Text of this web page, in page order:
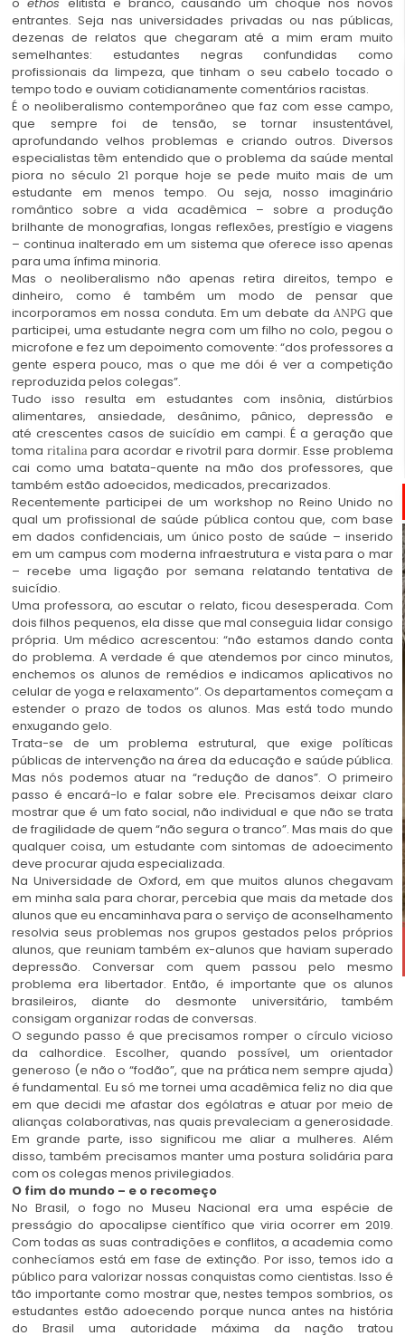
entrantes. Seja nas universidades privadas ou nas públicas,
dezenas de relatos que chegaram até a mim eram muito
semelhantes: estudantes negras confundidas como
profissionais da limpeza, que tinham o seu cabelo tocado o
tempo todo e ouviam cotidianamente comentários racistas.
É o neoliberalismo contemporâneo que faz com esse campo,
que sempre foi de tensão, se tornar insustentável,
aprofundando velhos problemas e criando outros. Diversos
especialistas têm entendido que o problema da saúde mental
piora no século 21 porque hoje se pede muito mais de um
estudante em menos tempo. Ou seja, nosso imaginário
romântico sobre a vida acadêmica – sobre a produção
brilhante de monografias, longas reflexões, prestígio e viagens
– continua inalterado em um sistema que oferece isso apenas
para uma ínfima minoria.
Mas o neoliberalismo não apenas retira direitos, tempo e
dinheiro, como é também um modo de pensar que
incorporamos em nossa conduta. Em um debate da ANPGque
participei, uma estudante negra com um filho no colo, pegou o
microfone e fez um depoimento comovente: “dos professores a
gente espera pouco, mas o que me dói é ver a competição
reproduzida pelos colegas”.
Tudo isso resulta em estudantes com insônia, distúrbios
alimentares, ansiedade, desânimo, pânico, depressão e
até crescentes casos de suicídio em campi. É a geração que
toma ritalinapara acordar e rivotril para dormir. Esse problema
cai como uma batata-quente na mão dos professores, que
também estão adoecidos, medicados, precarizados.
Recentemente participei de um workshop no Reino Unido no
qual um profissional de saúde pública contou que, com base
em dados confidenciais, um único posto de saúde – inserido
em um campus com moderna infraestrutura e vista para o mar
– recebe uma ligação por semana relatando tentativa de
suicídio.
Uma professora, ao escutar o relato, ficou desesperada. Com
dois filhos pequenos, ela disse que mal conseguia lidar consigo
própria. Um médico acrescentou: “não estamos dando conta
do problema. A verdade é que atendemos por cinco minutos,
enchemos os alunos de remédios e indicamos aplicativos no
celular de yoga e relaxamento”. Os departamentos começam a
estender o prazo de todos os alunos. Mas está todo mundo
enxugando gelo.
Trata-se de um problema estrutural, que exige políticas
públicas de intervenção na área da educação e saúde pública.
Mas nós podemos atuar na “redução de danos”. O primeiro
passo é encará-lo e falar sobre ele. Precisamos deixar claro
mostrar que é um fato social, não individual e que não se trata
de fragilidade de quem “não segura o tranco”. Mas mais do que
qualquer coisa, um estudante com sintomas de adoecimento
deve procurar ajuda especializada.
Na Universidade de Oxford, em que muitos alunos chegavam
em minha sala para chorar, percebia que mais da metade dos
alunos que eu encaminhava para o serviço de aconselhamento
resolvia seus problemas nos grupos gestados pelos próprios
alunos, que reuniam também ex-alunos que haviam superado
depressão. Conversar com quem passou pelo mesmo
problema era libertador. Então, é importante que os alunos
brasileiros, diante do desmonte universitário, também
consigam organizar rodas de conversas.
O segundo passo é que precisamos romper o círculo vicioso
da calhordice. Escolher, quando possível, um orientador
generoso (e não o “fodão”, que na prática nem sempre ajuda)
é fundamental. Eu só me tornei uma acadêmica feliz no dia que
em que decidi me afastar dos ególatras e atuar por meio de
alianças colaborativas, nas quais prevaleciam a generosidade.
Em grande parte, isso significou me aliar a mulheres. Além
disso, também precisamos manter uma postura solidária para
com os colegas menos privilegiados.
O fim do mundo – e o recomeço
No Brasil, o fogo no Museu Nacional era uma espécie de
presságio do apocalipse científico que viria ocorrer em 2019.
Com todas as suas contradições e conflitos, a academia como
conhecíamos está em fase de extinção. Por isso, temos ido a
público para valorizar nossas conquistas como cientistas. Isso é
tão importante como mostrar que, nestes tempos sombrios, os
estudantes estão adoecendo porque nunca antes na história
do Brasil uma autoridade máxima da nação tratou